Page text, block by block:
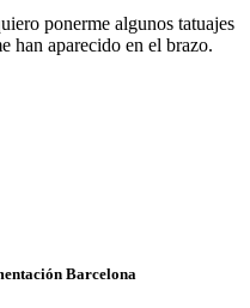
ponerme algunos tatuajes
han aparecido en el brazo.
Barcelona